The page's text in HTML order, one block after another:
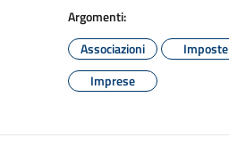
Argomenti:
Associazioni
Imposte
Imprese